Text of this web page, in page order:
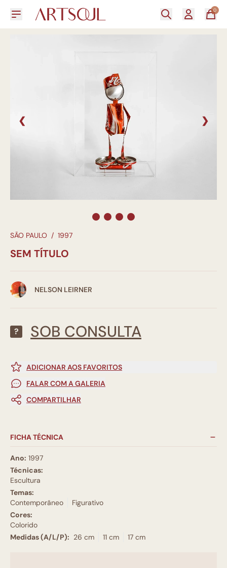
0
❮ ❯
SÃO PAULO / 1997
SEM TÍTULO
NELSON LEIRNER
? SOB CONSULTA
ADICIONAR AOS FAVORITOS
FALAR COM A GALERIA
COMPARTILHAR
FICHA TÉCNICA
Ano: 1997
Técnicas:
Escultura
Temas:
Contemporâneo
Figurativo
Cores:
Colorido
Medidas (A/L/P): 26 cm 11 cm 17 cm